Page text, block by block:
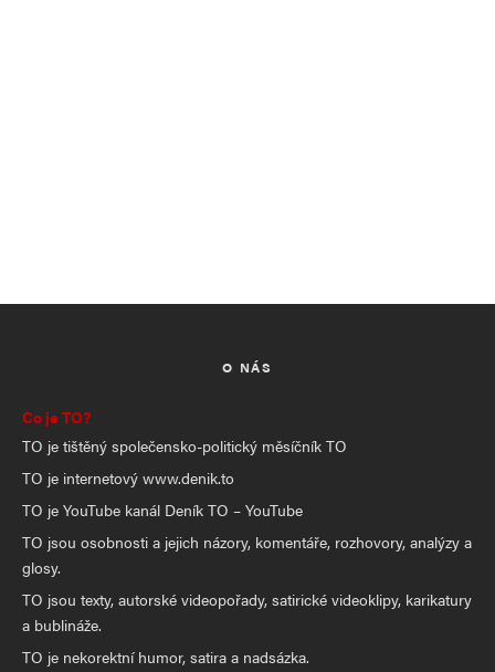
O NÁS
Co je TO?
TO je tištěný společensko-politický měsíčník TO
TO je internetový www.denik.to
TO je YouTube kanál Deník TO – YouTube
TO jsou osobnosti a jejich názory, komentáře, rozhovory, analýzy a
glosy.
TO jsou texty, autorské videopořady, satirické videoklipy, karikatury
a bublináže.
TO je nekorektní humor, satira a nadsázka.